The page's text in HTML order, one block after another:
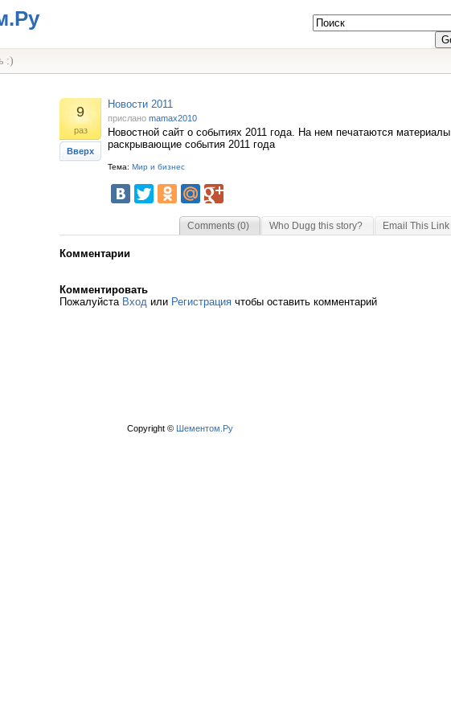
:)
9
раз
Вверх
Новости 2011
прислано mamax2010
Новостной сайт о событиях 2011 года. На нем печатаются материалы
раскрывающие события 2011 года
Тема: Мир и бизнес
Comments (0) Who Dugg this story? Email This Link
Комментарии
Комментировать
Пожалуйста Вход или Регистрация чтобы оставить комментарий
Copyright © Шементом.Ру